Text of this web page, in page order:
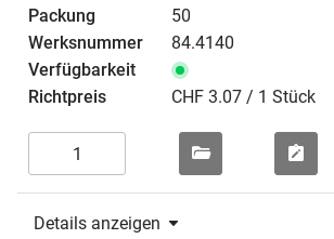
50
84.4140
CHF 3.07 / 1 Stück
Details anzeigen